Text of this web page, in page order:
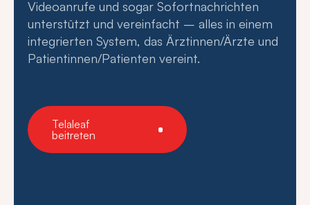
Videoanrufe und sogar Sofortnachrichten
unterstützt und vereinfacht – alles in einem
integrierten System, das Ärztinnen/Ärzte und
Patientinnen/Patienten vereint.
Telaleaf
beitreten